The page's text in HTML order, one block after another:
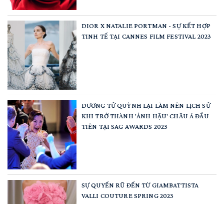
DIOR X NATALIE PORTMAN - SỰ KẾT HỢP
TINH TẾ TẠI CANNES FILM FESTIVAL 2023
DƯƠNG TỬ QUỲNH LẠI LÀM NÊN LỊCH SỬ
KHI TRỞ THÀNH 'ẢNH HẬU' CHÂU Á ĐẦU
TIÊN TẠI SAG AWARDS 2023
SỰ QUYẾN RŨ ĐẾN TỪ GIAMBATTISTA
VALLI COUTURE SPRING 2023